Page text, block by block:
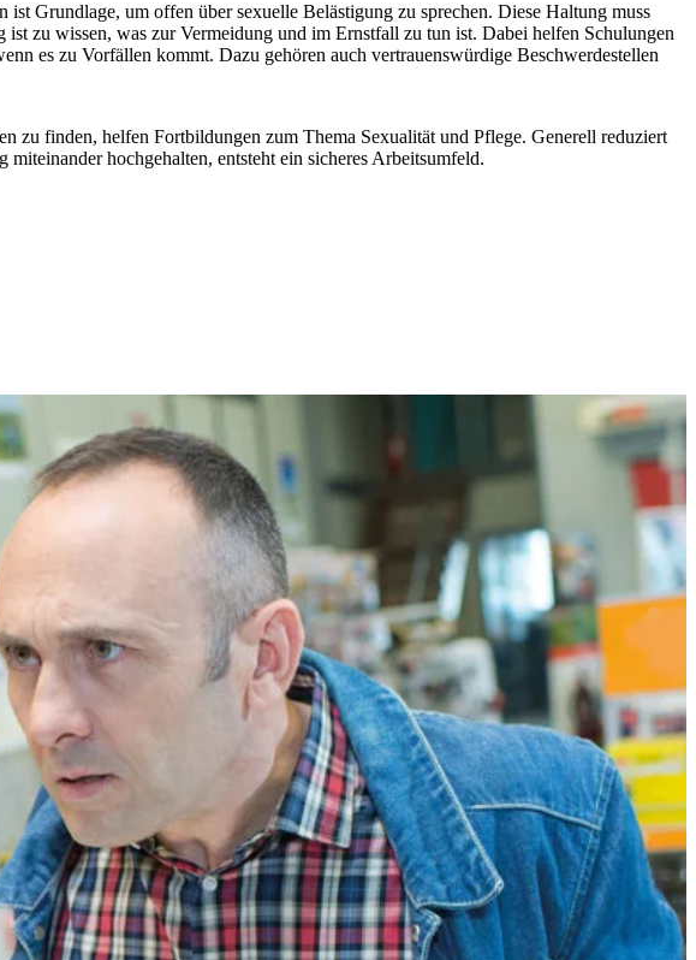
Grundlage, um offen über sexuelle Belästigung zu sprechen. Diese Haltung muss
zu wissen, was zur Vermeidung und im Ernstfall zu tun ist. Dabei helfen Schulungen
es zu Vorfällen kommt. Dazu gehören auch vertrauenswürdige Beschwerdestellen
zu finden, helfen Fortbildungen zum Thema Sexualität und Pflege. Generell reduziert
hochgehalten, entsteht ein sicheres Arbeitsumfeld.